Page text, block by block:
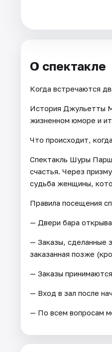
О спектакле
Когда встречаются
История Джульетты
жизненном юморе и
Что происходит,
Спектакль Шуры
счастья. Через
судьба женщины,
Правила посещения
— Двери бара
— Заказы, сделанные
заказанная позже
— Заказы
— Вход в зал после
— По всем вопросам